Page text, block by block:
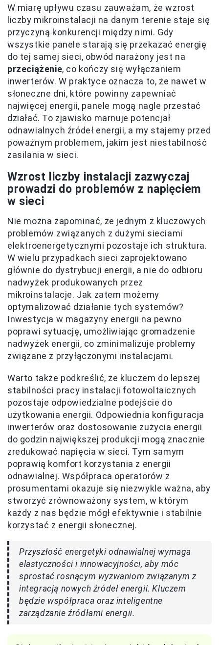
W miarę upływu czasu zauważam, że wzrost
liczby mikroinstalacji na danym terenie staje się
przyczyną konkurencji między nimi. Gdy
wszystkie panele starają się przekazać energię
do tej samej sieci, obwód narażony jest na
przeciążenie, co kończy się wyłączaniem
inwerterów. W praktyce oznacza to, że nawet w
słoneczne dni, które powinny zapewniać
najwięcej energii, panele mogą nagle przestać
działać. To zjawisko marnuje potencjał
odnawialnych źródeł energii, a my stajemy przed
poważnym problemem, jakim jest niestabilność
zasilania w sieci.
Wzrost liczby instalacji zazwyczaj
prowadzi do problemów z napięciem
w sieci
Nie można zapominać, że jednym z kluczowych
problemów związanych z dużymi sieciami
elektroenergetycznymi pozostaje ich struktura.
W wielu przypadkach sieci zaprojektowano
głównie do dystrybucji energii, a nie do odbioru
nadwyżek produkowanych przez
mikroinstalacje. Jak zatem możemy
optymalizować działanie tych systemów?
Inwestycja w magazyny energii na pewno
poprawi sytuację, umożliwiając gromadzenie
nadwyżek energii, co zminimalizuje problemy
związane z przyłączonymi instalacjami.
Warto także podkreślić, że kluczem do lepszej
stabilności pracy instalacji fotowoltaicznych
pozostaje odpowiedzialne podejście do
użytkowania energii. Odpowiednia konfiguracja
inwerterów oraz dostosowanie zużycia energii
do godzin największej produkcji mogą znacznie
zredukować napięcia w sieci. Tym samym
poprawią komfort korzystania z energii
odnawialnej. Współpraca operatorów z
prosumentami okazuje się niezwykle ważna, aby
stworzyć zrównoważony system, w którym
każdy z nas będzie mógł efektywnie i stabilnie
korzystać z energii słonecznej.
Przyszłość energetyki odnawialnej wymaga
elastyczności i innowacyjności, aby móc
sprostać rosnącym wyzwaniom związanym z
integracją nowych źródeł energii. Kluczem
będzie współpraca oraz inteligentne
zarządzanie źródłami energii.